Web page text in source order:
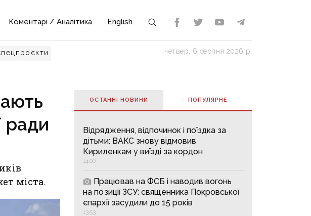
Коментарі / Аналітика English
четвер, 6 серпня 2026 р.
ради
міста.
ОСТАННІ НОВИНИ ПОПУЛЯРНE
Відрядження, відпочинок і поїздка за
дітьми: ВАКС знову відмовив
Кириленкам у виїзді за кордон
14:00
Працював на ФСБ і наводив вогонь
на позиції ЗСУ: священника Покровської
єпархії засудили до 15 років
13:53